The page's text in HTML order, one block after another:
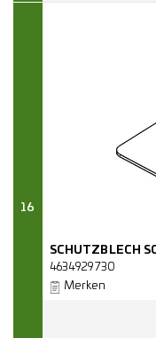
16
SCHUTZBLECH
4634929730
Merken